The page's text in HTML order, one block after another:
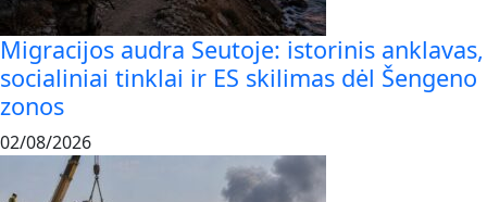
Migracijos audra Seutoje: istorinis anklavas,
socialiniai tinklai ir ES skilimas dėl Šengeno
zonos
02/08/2026